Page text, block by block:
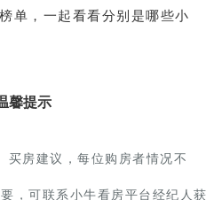
单，一起看看分别是哪些小
馨提示
买房建议，每位购房者情况不
，可联系小牛看房平台经纪人获